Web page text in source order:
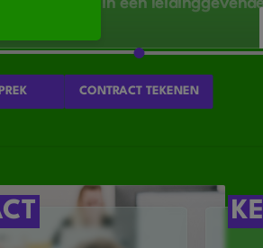
bij voorkeur in een
en communicatieve
en snel schakelen
CONTRACT TEKENEN